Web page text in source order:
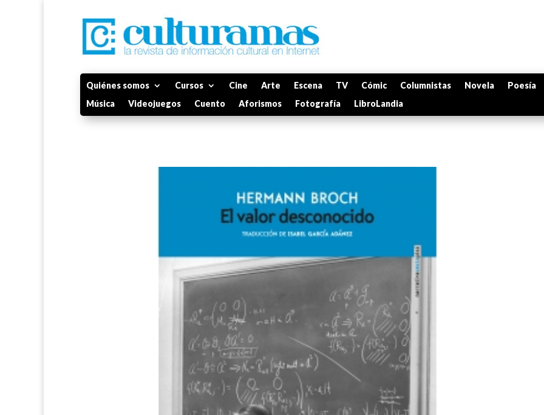
Quiénes somos Cursos Cine Arte Escena TV Cómic Columnistas Novela Poesía
Música
Videojuegos Cuento Aforismos Fotografía LibroLandia